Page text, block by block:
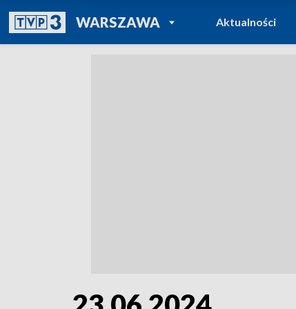
WARSZAWAPOWRÓT DO
TVP REGIONY
Aktualności